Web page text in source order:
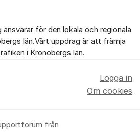
för den lokala och regionala
län.Vårt uppdrag är att främja
i Kronobergs län.
från
Logga in
Om cookies